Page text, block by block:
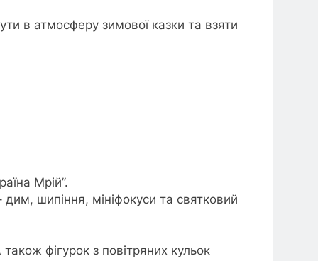
в атмосферу зимової казки та взяти
Мрій”.
шипіння, мініфокуси та святковий
фігурок з повітряних кульок